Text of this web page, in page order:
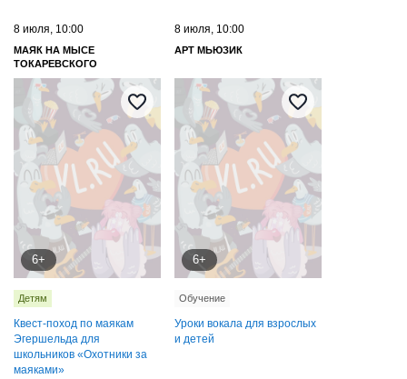
8 июля, 10:00
МАЯК НА МЫСЕ
ТОКАРЕВСКОГО
6+
Детям
Квест-поход по маякам
Эгершельда для
школьников «Охотники за
маяками»
8 июля, 10:00
АРТ МЬЮЗИК
6+
Обучение
Уроки вокала для взрослых
и детей